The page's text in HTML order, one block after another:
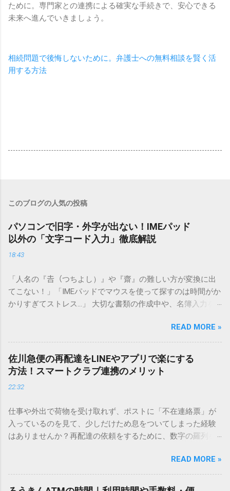
ために。専門家との連携による確実な手続きで、安心できる
未来へ進んでいきましょう。
相続問題で後悔しないために。弁護士への無料相談を賢く活
用する方法
このブログの人気の投稿
パソコンで旧字・外字が出ない！IMEパッド
以外の「文字コード入力」徹底解説
18:43
「人名の『𠮷（つちよし）』や『齋』の難しい方が変換に出
てこない！」「IMEパッドでマウスを使って探すのは時間がか
かりすぎてストレス…」 大切な書類の作成中や、名簿入力を
てしまいますよね。多くの人が「IMEパッド（手書き入力）」
を使いますが、実はマウスで一画ずつ書くのは非効率です
し、似た漢字が多すぎて結局見つからないことも少なくあり
ません。 そこで今回は、IMEパッドを使わずに、特定のコー
ドを打ち込むだけで一瞬で旧字や外字、特殊記号を呼び出す
「文字コード入力」のテクニックを詳しく解説します。 この
必要はありません。 1. なぜ「変換」しても旧字・外字が出て
こないのか？ そもそも、なぜ普通の変換で出てこない漢字が
あるのでしょうか。その理由は、パソコンが文字を認識する
は、JIS規格（日本産業規格）によって「第1水準」「第2水
準」といった形で整理されています。しかし、人名や地名に
使われる非常に古い漢字（旧字）や、特定の組織だけで作ら
READ MORE »
佐川急便の再配達をLINEやアプリで楽にする
方法！スマートクラブ連携のメリット
22:32
仕事や外出で荷物を受け取れず、ポストに「不在連絡票」が
入っているのを見て、少しだけため息をついてしまった経験
はありませんか？再配達の依頼をするために、数字の羅列を
ことに申し訳なさを感じたりすることもあるかもしれませ
ん。 「もっとスムーズに、自分のタイミングで受け取りた
い」 「わざわざ電話をかけずに、スマホ一つで完結させた
READ MORE »